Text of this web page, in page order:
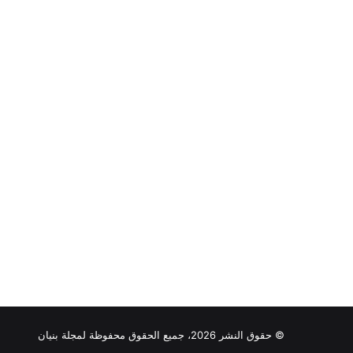
© حقوق النشر 2026، جميع الحقوق محفوظة لمجلة بنيان